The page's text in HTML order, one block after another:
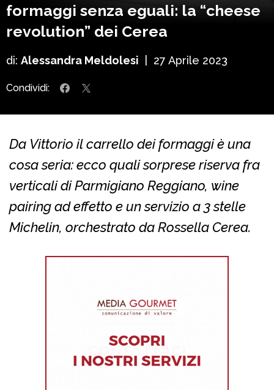
formaggi senza eguali: la “cheese
revolution” dei Cerea
di: Alessandra Meldolesi 27 Aprile 2023
Condividi:
Da Vittorio il carrello dei formaggi è una
cosa seria: ecco quali sorprese riserva fra
verticali di Parmigiano Reggiano, wine
pairing ad effetto e un servizio a 3 stelle
Michelin, orchestrato da Rossella Cerea.